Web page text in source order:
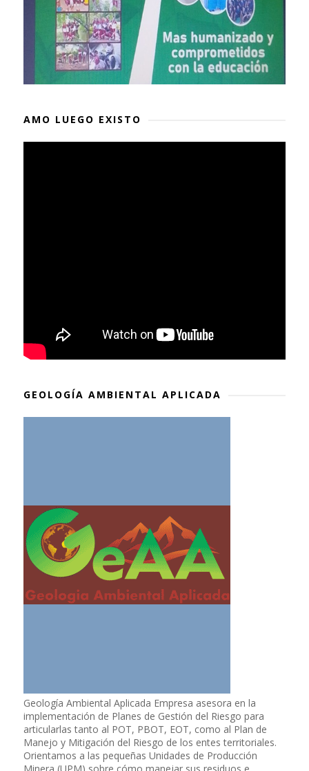
AMO LUEGO EXISTO
GEOLOGÍA AMBIENTAL APLICADA
Geología Ambiental Aplicada Empresa asesora en la
implementación de Planes de Gestión del Riesgo para
articularlas tanto al POT, PBOT, EOT, como al Plan de
Manejo y Mitigación del Riesgo de los entes territoriales.
Orientamos a las pequeñas Unidades de Producción